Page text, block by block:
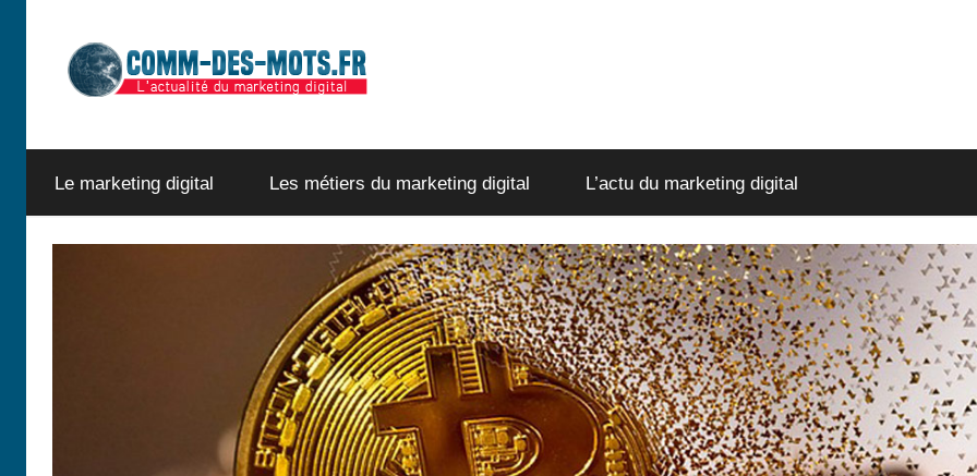
contenu
comm-
des-
Le marketing digital Les métiers du marketing digital L’actu du marketing digital